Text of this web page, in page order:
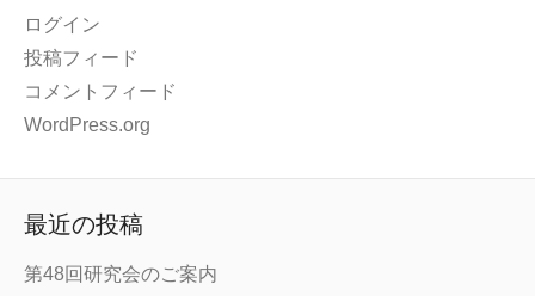
ログイン
投稿フィード
コメントフィード
WordPress.org
最近の投稿
第48回研究会のご案内